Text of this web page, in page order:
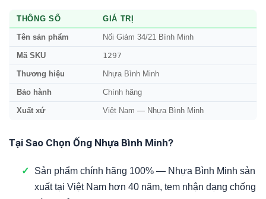
THÔNG SỐ GIÁ TRỊ
Tên sản phẩm Nối Giảm 34/21 Bình Minh
Mã SKU 1297
Thương hiệu Nhựa Bình Minh
Bảo hành Chính hãng
Xuất xứ Việt Nam — Nhựa Bình Minh
Tại Sao Chọn Ống Nhựa Bình Minh?
✓
Sản phẩm chính hãng 100% — Nhựa Bình Minh sản
xuất tại Việt Nam hơn 40 năm, tem nhận dạng chống